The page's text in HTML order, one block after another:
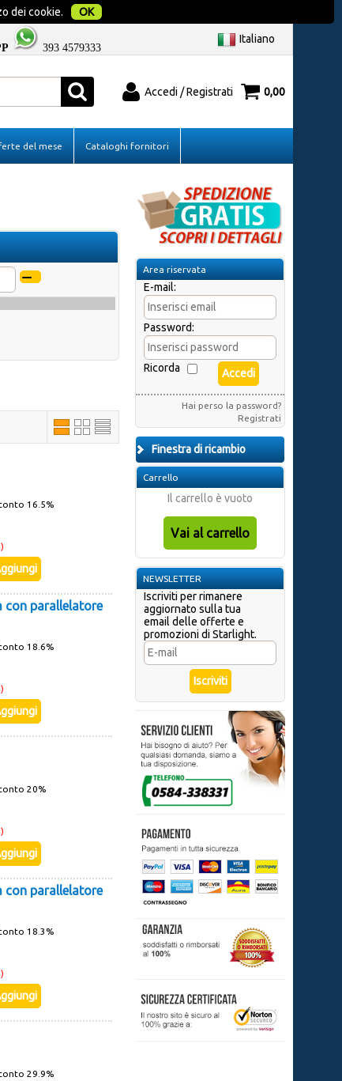
dei cookie. OK
393 4579333
Italiano
Accedi / Registrati
nome
sul
Se non sei ancora registrato sul nostro sito
clicca sul pulsante "Registrati"
0,00
del mese Cataloghi fornitori
16.5%
con parallelatore
18.6%
20%
con parallelatore
18.3%
29.9%
Area riservata
E-mail:
Password:
Ricorda
Hai perso la password?
Registrati
Finestra di ricambio
Carrello
Il carrello è vuoto
NEWSLETTER
Iscriviti per rimanere
aggiornato sulla tua
email delle offerte e
promozioni di Starlight.